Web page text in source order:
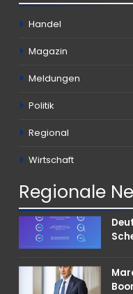
Handel
Magazin
Meldungen
Politik
Regional
Wirtschaft
Regionale